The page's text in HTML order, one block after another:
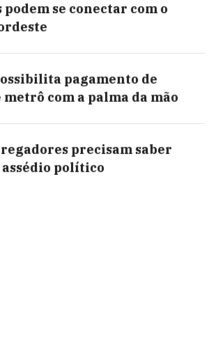
podem se conectar com o
pagamento de
metrô com a palma da mão
precisam saber
político